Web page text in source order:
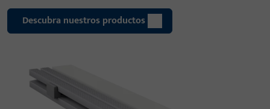
Descubra nuestros productos